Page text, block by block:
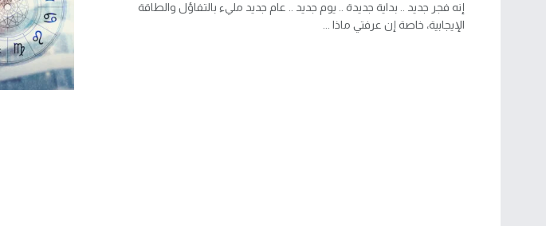
إنه فجر جديد .. بداية جديدة .. يوم جديد .. عام جديد مليء بالتفاؤل والطاقة
الإيجابية، خاصة إن عرفتي ماذا ...